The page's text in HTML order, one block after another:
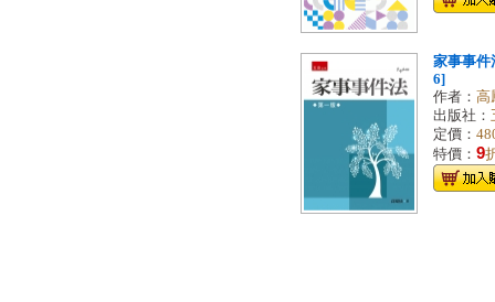
家事事件
6]
作者： 高
出版社：
定價：
特價： 9